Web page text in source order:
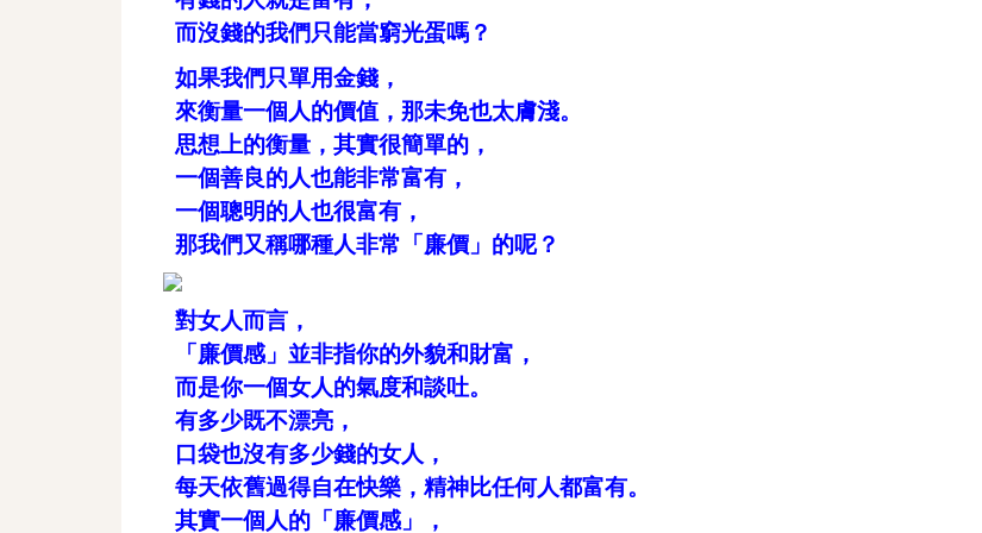
而沒錢的我們只能當窮光蛋嗎？
如果我們只單用金錢，
來衡量一個人的價值，那未免也太膚淺。
思想上的衡量，其實很簡單的，
一個善良的人也能非常富有，
一個聰明的人也很富有，
那我們又稱哪種人非常「廉價」的呢？
對女人而言，
「廉價感」並非指你的外貌和財富，
而是你一個女人的氣度和談吐。
有多少既不漂亮，
口袋也沒有多少錢的女人，
每天依舊過得自在快樂，精神比任何人都富有。
其實一個人的「廉價感」，